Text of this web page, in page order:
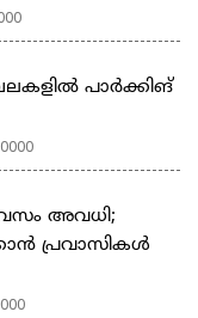
പാർക്കിങ്
അവധി;
പ്രവാസികൾ